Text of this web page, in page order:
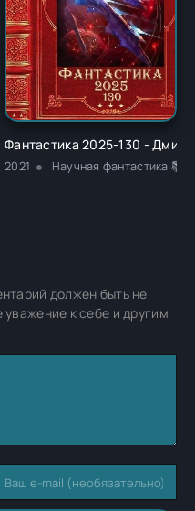
Книгу своей Мечты 🌈
Фантастика 2025-130 -
2021 Научная фантастика
должен быть не
к себе и другим